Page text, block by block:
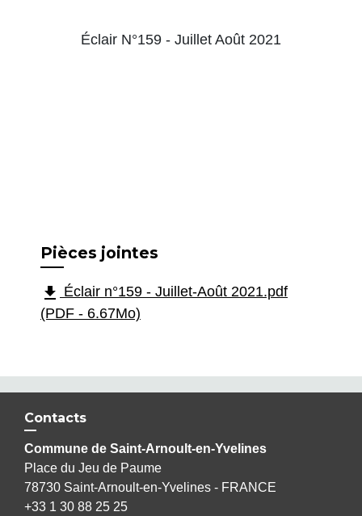
Éclair N°159 - Juillet Août 2021
Pièces jointes
file_download Éclair n°159 - Juillet-Août 2021.pdf
(PDF - 6.67Mo)
Contacts
Commune de Saint-Arnoult-en-Yvelines
Place du Jeu de Paume
78730 Saint-Arnoult-en-Yvelines - FRANCE
+33 1 30 88 25 25